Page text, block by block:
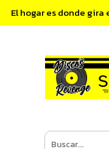
El hogar es donde